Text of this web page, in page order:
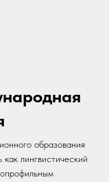
образования
лингвистический